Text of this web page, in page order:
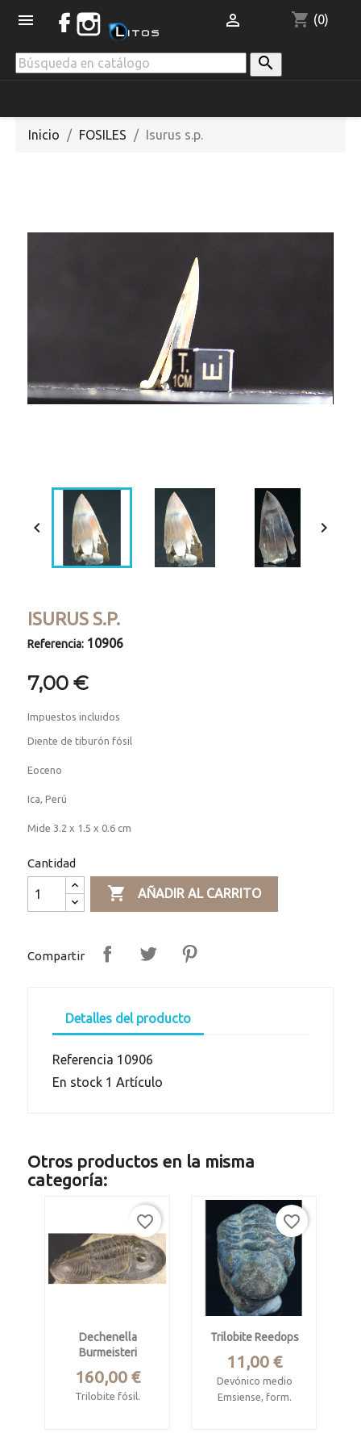
 shopping_cart (0)


Inicio FOSILES Isurus s.p.
 
ISURUS S.P.
Referencia: 10906
7,00 €
Impuestos incluidos
Diente de tiburón fósil
Eoceno
Ica, Perú
Mide 3.2 x 1.5 x 0.6 cm
Cantidad
 AÑADIR AL CARRITO
Compartir
Detalles del producto
Referencia 10906
En stock 1 Artículo
Otros productos en la misma
categoría:
Dechenella
Burmeisteri
Precio
160,00 €
Trilobite fósil.
favorite_border
Trilobite Reedops
Precio
11,00 €
Devónico medio
Emsiense, form.
favorite_border